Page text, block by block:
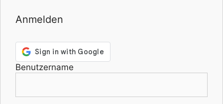
Anmelden
Benutzername